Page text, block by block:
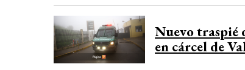
transacciones ilícitas.
Nuevo traspié
en cárcel de